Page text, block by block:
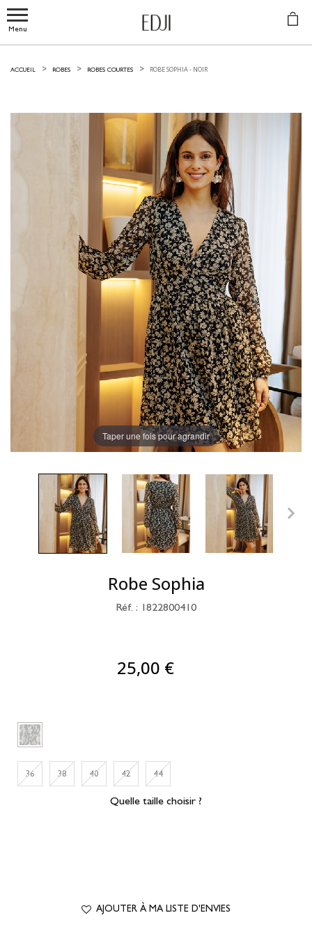
Menu
ACCUEIL ROBES ROBES COURTES ROBE SOPHIA - NOIR
Taper une fois pour agrandir
Robe Sophia
Réf. : 1822800410
25,00 €
36 38 40 42 44
Quelle taille choisir ?
AJOUTER À MA LISTE D'ENVIES